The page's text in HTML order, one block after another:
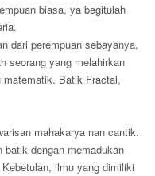
biasa, ya begitulah
dari perempuan sebayanya,
seorang yang melahirkan
Batik Fractal,
mahakarya nan cantik.
batik dengan memadukan
ilmu yang dimiliki